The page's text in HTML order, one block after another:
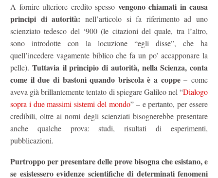
A fornire ulteriore credito spesso vengono chiamati in causa
principi di autorità: nell’articolo si fa riferimento ad uno
scienziato tedesco del ‘900 (le citazioni del quale, tra l’altro,
sono introdotte con la locuzione “egli disse”, che ha
quell’incedere vagamente biblico che fa un po’ accapponare la
pelle). Tuttaviail principio di autorità, nella Scienza, conta
come il due di bastoni quando briscola è a coppe – come
aveva già brillantemente tentato di spiegare Galileo nel “Dialogo
sopra i due massimi sistemi del mondo” – e pertanto, per essere
credibili, oltre ai nomi degli scienziati bisognerebbe presentare
anche qualche prova: studi, risultati di esperimenti,
pubblicazioni.
Purtroppo per presentare delle prove bisogna che esistano, e
se esistessero evidenze scientifiche di determinati fenomeni